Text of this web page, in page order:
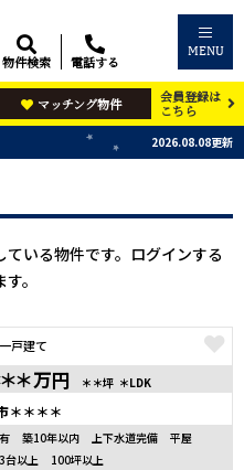
物件検索 電話する
MENU
マッチング物件
会員登録は
こちら
2026.08.08更新
いる物件です。ログインする
。
戸建て
＊万円 ＊＊坪 ＊LDK
＊＊＊＊
築10年以内 上下水道完備
平屋
台以上
100坪以上